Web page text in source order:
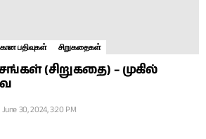
பதிவுகள் சிறுகதைகள்
(சிறுகதை) – முகில்
June 30, 2024, 3:20 PM